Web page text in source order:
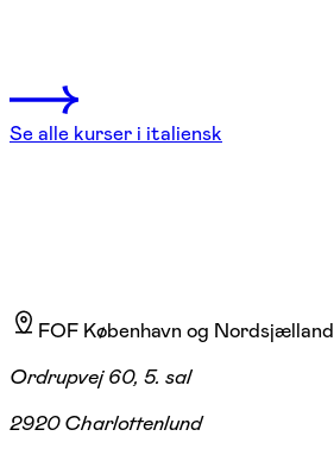
Se alle kurser i italiensk
FOF København og Nordsjælland
Ordrupvej 60, 5. sal
2920 Charlottenlund